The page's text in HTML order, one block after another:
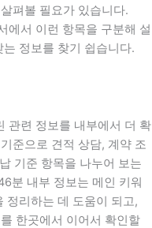
펴볼 필요가 있습니다.
에서 이런 항목을 구분해 설
정보를 찾기 쉽습니다.
관련 정보를 내부에서 더 확
준으로 견적 상담, 계약 조
기준 항목을 나누어 보는
분 내부 정보는 메인 키워
정리하는 데 도움이 되고,
한곳에서 이어서 확인할